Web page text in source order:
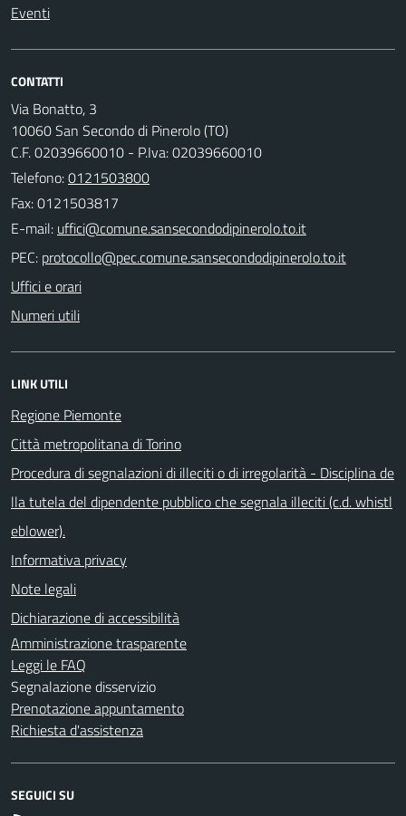
Eventi
CONTATTI
Via Bonatto, 3
10060 San Secondo di Pinerolo (TO)
C.F. 02039660010 - P.Iva: 02039660010
Telefono:0121503800
Fax: 0121503817
E-mail:
PEC:
Uffici e orari
Numeri utili
LINK UTILI
Regione Piemonte
Città metropolitana di Torino
Procedura di segnalazioni di illeciti o di irregolarità - Disciplina de
lla tutela del dipendente pubblico che segnala illeciti (c.d. whistl
eblower).
Informativa privacy
Note legali
Dichiarazione di accessibilità
Amministrazione trasparente
Leggi le FAQ
Segnalazione disservizio
Prenotazione appuntamento
Richiesta d'assistenza
SEGUICI SU